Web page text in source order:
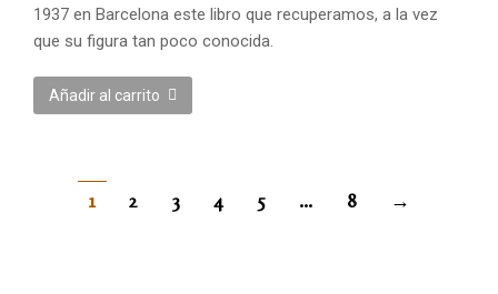
1937 en Barcelona este libro que recuperamos, a la vez
que su figura tan poco conocida.
Añadir al carrito
1 2 3 4 5 … 8 →